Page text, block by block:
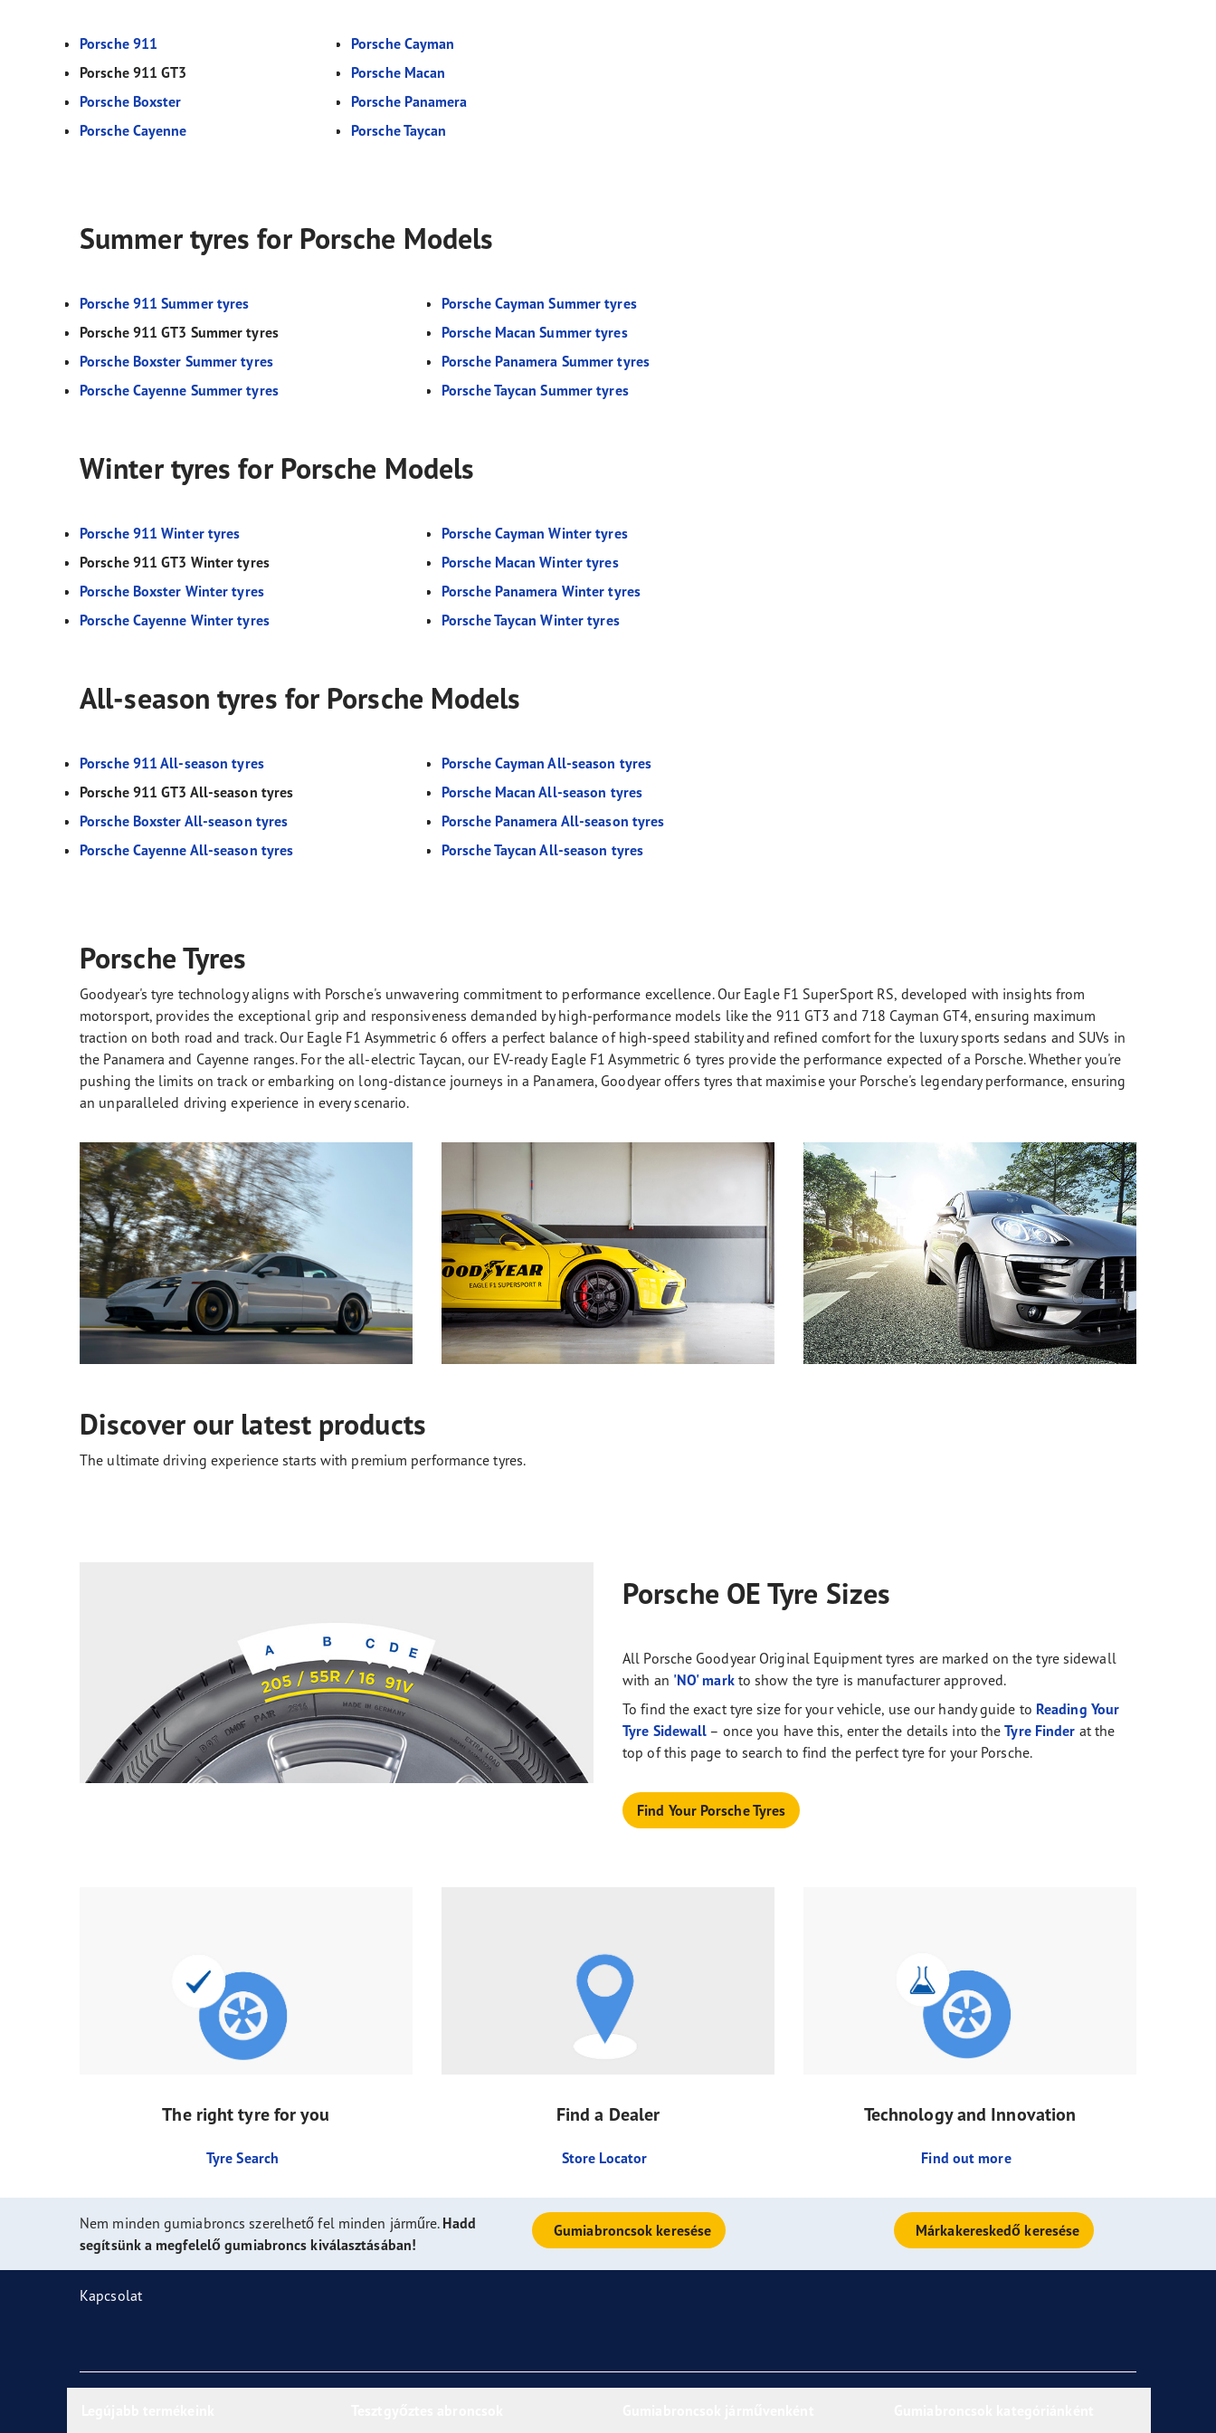
Porsche 911
Porsche 911 GT3
Porsche Boxster
Porsche Cayenne
Porsche Cayman
Porsche Macan
Porsche Panamera
Porsche Taycan
Summer tyres for Porsche Models
Porsche 911 Summer tyres
Porsche 911 GT3 Summer tyres
Porsche Boxster Summer tyres
Porsche Cayenne Summer tyres
Porsche Cayman Summer tyres
Porsche Macan Summer tyres
Porsche Panamera Summer tyres
Porsche Taycan Summer tyres
Winter tyres for Porsche Models
Porsche 911 Winter tyres
Porsche 911 GT3 Winter tyres
Porsche Boxster Winter tyres
Porsche Cayenne Winter tyres
Porsche Cayman Winter tyres
Porsche Macan Winter tyres
Porsche Panamera Winter tyres
Porsche Taycan Winter tyres
All-season tyres for Porsche Models
Porsche 911 All-season tyres
Porsche 911 GT3 All-season tyres
Porsche Boxster All-season tyres
Porsche Cayenne All-season tyres
Porsche Cayman All-season tyres
Porsche Macan All-season tyres
Porsche Panamera All-season tyres
Porsche Taycan All-season tyres
Porsche Tyres
Goodyear's tyre technology aligns with Porsche's unwavering commitment to performance excellence. Our Eagle F1 SuperSport RS, developed with insights from
motorsport, provides the exceptional grip and responsiveness demanded by high-performance models like the 911 GT3 and 718 Cayman GT4, ensuring maximum
traction on both road and track. Our Eagle F1 Asymmetric 6 offers a perfect balance of high-speed stability and refined comfort for the luxury sports sedans and SUVs in
the Panamera and Cayenne ranges. For the all-electric Taycan, our EV-ready Eagle F1 Asymmetric 6 tyres provide the performance expected of a Porsche. Whether you're
pushing the limits on track or embarking on long-distance journeys in a Panamera, Goodyear offers tyres that maximise your Porsche's legendary performance, ensuring
an unparalleled driving experience in every scenario.
Discover our latest products
The ultimate driving experience starts with premium performance tyres.
Porsche OE Tyre Sizes
All Porsche Goodyear Original Equipment tyres are marked on the tyre sidewall
with an 'NO' markto show the tyre is manufacturer approved.
To find the exact tyre size for your vehicle, use our handy guide to Reading Your
Tyre Sidewall – once you have this, enter the details into theTyre Finder at the
top of this page to search to find the perfect tyre for your Porsche.
Find Your Porsche Tyres
The right tyre for you
Tyre Search
Find a Dealer
Store Locator
Technology and Innovation
Find out more
Nem minden gumiabroncs szerelhető fel minden járműre. Hadd
segítsünk a megfelelő gumiabroncs kiválasztásában!
Gumiabroncsok keresése Márkakereskedő keresése
Kapcsolat